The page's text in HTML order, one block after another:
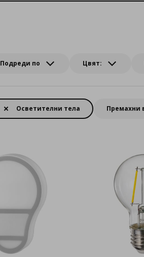
Подреди по Цвят:
Осветителни тела Премахни